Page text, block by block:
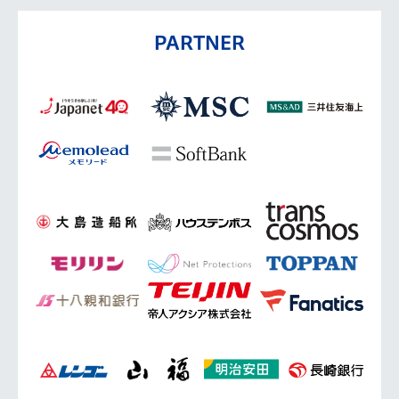
PARTNER